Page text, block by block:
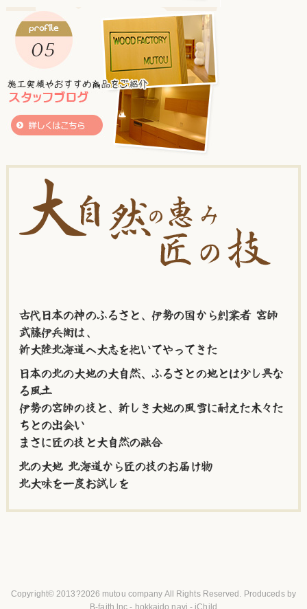
古代日本の神のふるさと、伊勢の国から創業者 宮師
武藤伊兵衛は、
新大陸北海道へ大志を抱いてやってきた
日本の北の大地の大自然、ふるさとの地とは少し異な
る風土
伊勢の宮師の技と、新しき大地の風雪に耐えた木々た
ちとの出会い
まさに匠の技と大自然の融合
北の大地 北海道から匠の技のお届け物
北大味を一度お試しを
Copyright© 2013?2026 mutou company All Rights Reserved. Produceds by
B-faith.lnc - hokkaido navi - iChild